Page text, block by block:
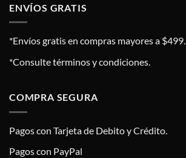
ENVÍOS GRATIS
*Envíos gratis en compras mayores a $499.
*Consulte términos y condiciones.
COMPRA SEGURA
Pagos con Tarjeta de Debito y Crédito.
Pagos con PayPal